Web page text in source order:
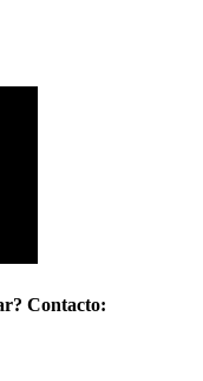
Contacto: